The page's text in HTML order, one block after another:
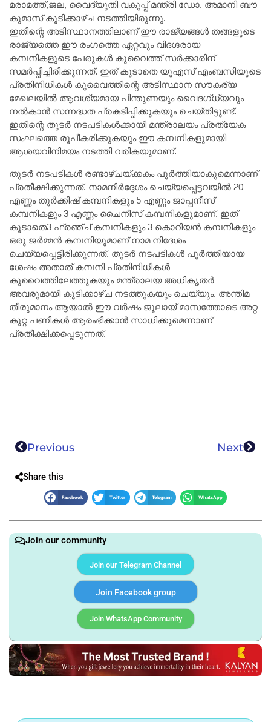
മരാമത്ത്,ജല, വൈദ്യുതി വകുപ്പ് മന്ത്രി ഡോ. അമാനി ബൗ
കുമാസ് കൂടിക്കാഴ്ച നടത്തിയിരുന്നു.
ഇതിന്റെ അടിസ്ഥാനത്തിലാണ് ഈ രാജ്യങ്ങൾ തങ്ങളുടെ
രാജ്യത്തെ ഈ രംഗത്തെ ഏറ്റവും വിദഗ്ദരായ
കമ്പനികളുടെ പേരുകൾ കുവൈത്ത് സർക്കാരിന്
സമർപ്പിച്ചിരിക്കുന്നത്. ഇത് കൂടാതെ യുഎസ് എംബസിയുടെ
പ്രതിനിധികൾ കുവൈത്തിന്റെ അടിസ്ഥാന സൗകര്യ
മേഖലയിൽ ആവശ്യമായ പിന്തുണയും വൈദഗ്ധ്യവും
നൽകാൻ സന്നദ്ധത പ്രകടിപ്പിക്കുകയും ചെയ്തിട്ടുണ്ട്.
ഇതിന്റെ തുടർ നടപടികൾക്കായി മന്ത്രാലയം പ്രത്യേക
സംഘത്തെ രൂപീകരിക്കുകയും ഈ കമ്പനികളുമായി
ആശയവിനിമയം നടത്തി വരികയുമാണ്.
തുടർ നടപടികൾ രണ്ടാഴ്ചയ്ക്കകം പൂർത്തിയാകുമെന്നാണ്
പ്രതീക്ഷിക്കുന്നത്. നാമനിർദ്ദേശം ചെയ്യപ്പെട്ടവയിൽ 20
എണ്ണം തുർക്കിഷ് കമ്പനികളും 5 എണ്ണം ജാപ്പനീസ്
കമ്പനികളും 3 എണ്ണം ചൈനീസ് കമ്പനികളുമാണ്. ഇത്
കൂടാതെ3 ഫ്രഞ്ച് കമ്പനികളും 3 കൊറിയൻ കമ്പനികളും
ഒരു ജർമ്മൻ കമ്പനിയുമാണ് നാമ നിദേശം
ചെയ്യപ്പെട്ടിരിക്കുന്നത്. തുടർ നടപടികൾ പൂർത്തിയായ
ശേഷം അതാത് കമ്പനി പ്രതിനിധികൾ
കുവൈത്തിലേത്തുകയും മന്ത്രാലയ അധികൃതർ
അവരുമായി കൂടിക്കാഴ്ച നടത്തുകയും ചെയ്യും. അന്തിമ
തീരുമാനം ആയാൽ ഈ വർഷം ജൂലായ് മാസത്തോടെ അറ്റ
കുറ്റ പണികൾ ആരംഭിക്കാൻ സാധിക്കുമെന്നാണ്
പ്രതീക്ഷിക്കപ്പെടുന്നത്.
Previous Next
Share this
Facebook Twitter Telegram WhatsApp
Join our community
Join our Telegram Channel
Join Facebook group
Join WhatsApp Community